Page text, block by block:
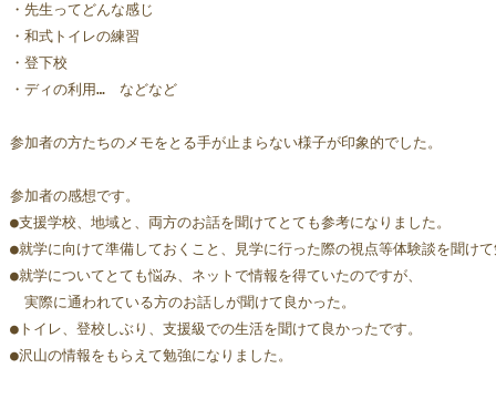
・先生ってどんな感じ
・和式トイレの練習
・登下校
・ディの利用…　などなど
参加者の方たちのメモをとる手が止まらない様子が印象的でした。
参加者の感想です。
●支援学校、地域と、両方のお話を聞けてとても参考になりました。
●就学に向けて準備しておくこと、見学に行った際の視点等体験談を聞け
●就学についてとても悩み、ネットで情報を得ていたのですが、
実際に通われている方のお話しが聞けて良かった。
●トイレ、登校しぶり、支援級での生活を聞けて良かったです。
●沢山の情報をもらえて勉強になりました。